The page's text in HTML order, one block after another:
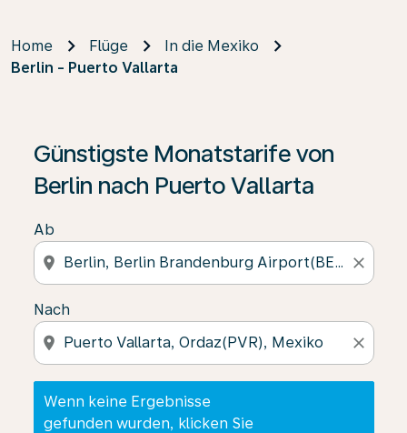
Home Flüge
In die Mexiko
Berlin - Puerto Vallarta
Günstigste Monatstarife von
Berlin nach Puerto Vallarta
Ab
location_on close
Nach
location_on close
Wenn keine Ergebnisse
gefunden wurden, klicken Sie
Wenn keine Ergebnisse gefunden wurden, klicken